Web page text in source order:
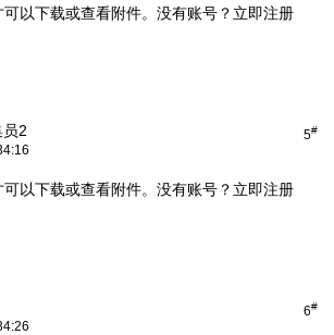
可以下载或查看附件。没有账号？ 立即注册
5#
员2
可以下载或查看附件。没有账号？ 立即注册
6#